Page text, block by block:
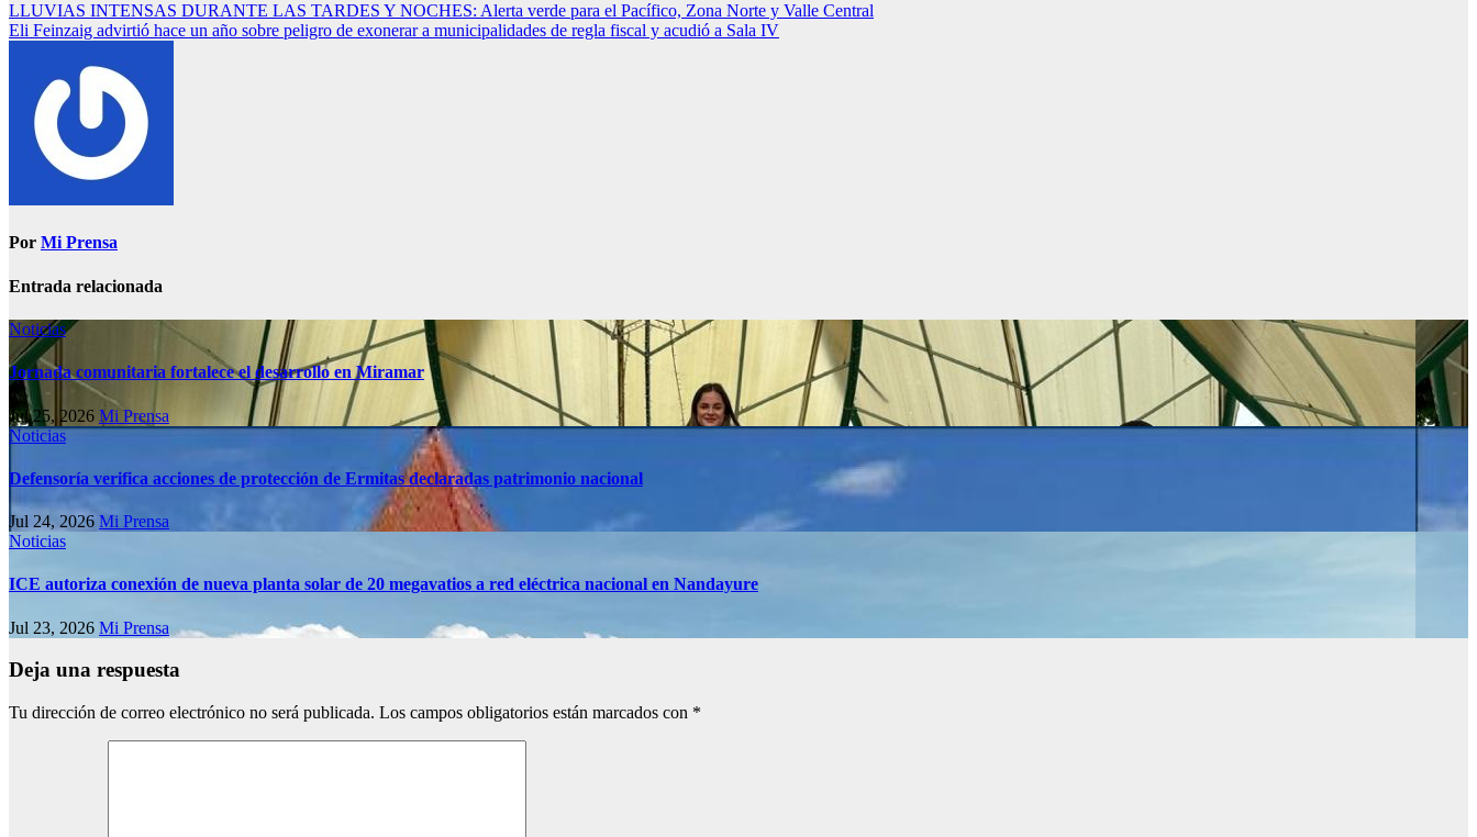
LLUVIAS INTENSAS DURANTE LAS TARDES Y NOCHES: Alerta verde para el Pacífico, Zona Norte y Valle Central
Eli Feinzaig advirtió hace un año sobre peligro de exonerar a municipalidades de regla fiscal y acudió a Sala IV
Por Mi Prensa
Entrada relacionada
Noticias
Jornada comunitaria fortalece el desarrollo en Miramar
Jul 25, 2026 Mi Prensa
Noticias
Defensoría verifica acciones de protección de Ermitas declaradas patrimonio nacional
Jul 24, 2026 Mi Prensa
Noticias
ICE autoriza conexión de nueva planta solar de 20 megavatios a red eléctrica nacional en Nandayure
Jul 23, 2026 Mi Prensa
Deja una respuesta
Tu dirección de correo electrónico no será publicada. Los campos obligatorios están marcados con *